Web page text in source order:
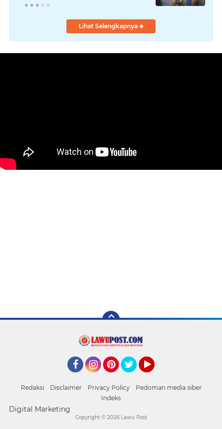
Lihat Selengkapnya
Redaksi Disclaimer Privacy Policy
Pedoman media siber
Indeks
Digital Marketing
Copyright © 2026 Lawu Post